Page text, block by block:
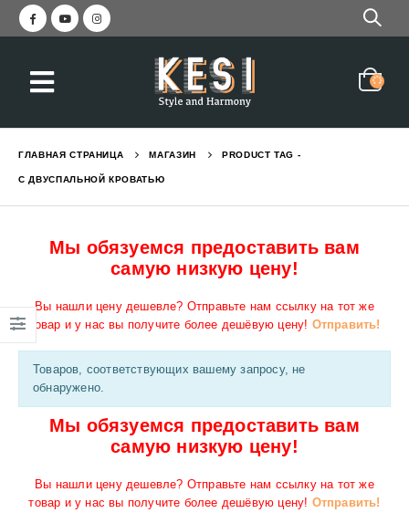
ГЛАВНАЯ СТРАНИЦА МАГАЗИН PRODUCT TAG -
С ДВУСПАЛЬНОЙ КРОВАТЬЮ
Мы обязуемся предоставить вам
самую низкую цену!
Вы нашли цену дешевле? Отправьте нам ссылку на тот же
товар и у нас вы получите более дешёвую цену! Отправить!
Товаров, соответствующих вашему запросу, не
обнаружено.
Мы обязуемся предоставить вам
самую низкую цену!
Вы нашли цену дешевле? Отправьте нам ссылку на тот же
товар и у нас вы получите более дешёвую цену! Отправить!